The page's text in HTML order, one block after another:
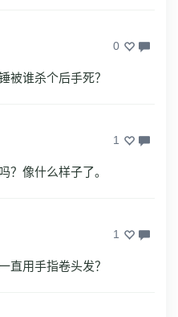
0
被谁杀个后手死？
1
？像什么样子了。
1
直用手指卷头发？